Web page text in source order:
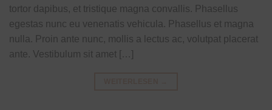
tortor dapibus, et tristique magna convallis. Phasellus
egestas nunc eu venenatis vehicula. Phasellus et magna
nulla. Proin ante nunc, mollis a lectus ac, volutpat placerat
ante. Vestibulum sit amet […]